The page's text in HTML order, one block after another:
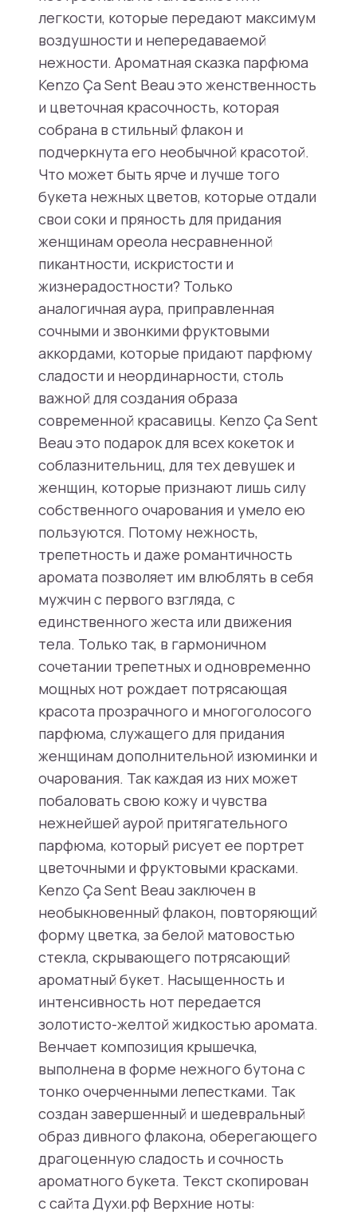
легкости, которые передают максимум
воздушности и непередаваемой
нежности. Ароматная сказка парфюма
Kenzo Ça Sent Beau это женственность
и цветочная красочность, которая
собрана в стильный флакон и
подчеркнута его необычной красотой.
Что может быть ярче и лучше того
букета нежных цветов, которые отдали
свои соки и пряность для придания
женщинам ореола несравненной
пикантности, искристости и
жизнерадостности? Только
аналогичная аура, приправленная
сочными и звонкими фруктовыми
аккордами, которые придают парфюму
сладости и неординарности, столь
важной для создания образа
современной красавицы. Kenzo Ça Sent
Beau это подарок для всех кокеток и
соблазнительниц, для тех девушек и
женщин, которые признают лишь силу
собственного очарования и умело ею
пользуются. Потому нежность,
трепетность и даже романтичность
аромата позволяет им влюблять в себя
мужчин с первого взгляда, с
единственного жеста или движения
тела. Только так, в гармоничном
сочетании трепетных и одновременно
мощных нот рождает потрясающая
красота прозрачного и многоголосого
парфюма, служащего для придания
женщинам дополнительной изюминки и
очарования. Так каждая из них может
побаловать свою кожу и чувства
нежнейшей аурой притягательного
парфюма, который рисует ее портрет
цветочными и фруктовыми красками.
Kenzo Ça Sent Beau заключен в
необыкновенный флакон, повторяющий
форму цветка, за белой матовостью
стекла, скрывающего потрясающий
ароматный букет. Насыщенность и
интенсивность нот передается
золотисто-желтой жидкостью аромата.
Венчает композиция крышечка,
выполнена в форме нежного бутона с
тонко очерченными лепестками. Так
создан завершенный и шедевральный
образ дивного флакона, оберегающего
драгоценную сладость и сочность
ароматного букета. Текст скопирован
с сайта Духи.рф Верхние ноты: